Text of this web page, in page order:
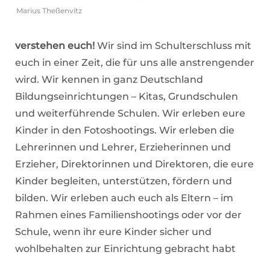
Marius Theßenvitz
verstehen euch! Wir sind im Schulterschluss mit
euch in einer Zeit, die für uns alle anstrengender
wird. Wir kennen in ganz Deutschland
Bildungseinrichtungen – Kitas, Grundschulen
und weiterführende Schulen. Wir erleben eure
Kinder in den Fotoshootings. Wir erleben die
Lehrerinnen und Lehrer, Erzieherinnen und
Erzieher, Direktorinnen und Direktoren, die eure
Kinder begleiten, unterstützen, fördern und
bilden. Wir erleben auch euch als Eltern – im
Rahmen eines Familienshootings oder vor der
Schule, wenn ihr eure Kinder sicher und
wohlbehalten zur Einrichtung gebracht habt